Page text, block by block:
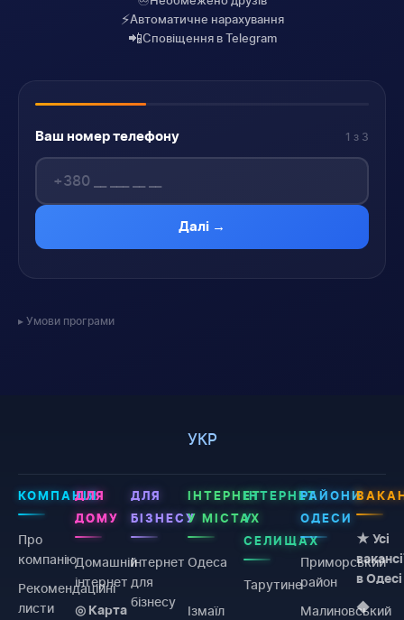
⚡Автоматичне нарахування
📲Сповіщення в Telegram
Ваш номер телефону 1 з 3
Далі →
Умови програми
УКР
КОМПАНІЯ
Про
компанію
Рекомендаційні
листи
ДЛЯ
ДОМУ
Домашній
інтернет
◎ Карта
ДЛЯ
БІЗНЕСУ
Інтернет
для
бізнесу
ІНТЕРНЕТ
У МІСТАХ
Одеса
Ізмаїл
ІНТЕРНЕТ
У
СЕЛИЩАХ
Тарутине
РАЙОНИ
ОДЕСИ
Приморський
район
Малиновський
★ Усі
в Одесі
◆